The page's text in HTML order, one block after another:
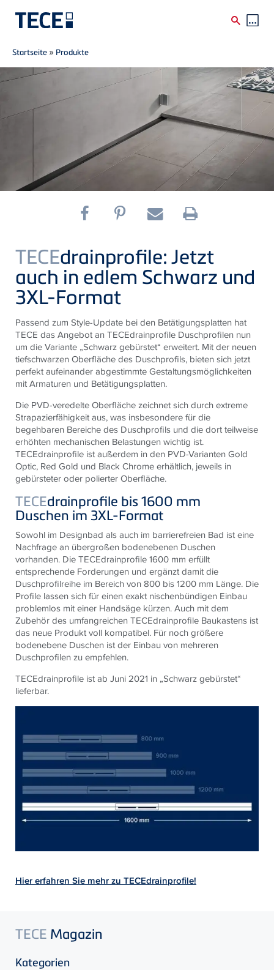
Direkt zum Inhalt
Breadcrumb
Startseite » Produkte
TECEdrainprofile: Jetzt
auch in edlem Schwarz und
3XL-Format
Passend zum Style-Update bei den Betätigungsplatten hat
TECE das Angebot an TECEdrainprofile Duschprofilen nun
um die Variante „Schwarz gebürstet“ erweitert. Mit der neuen
tiefschwarzen Oberfläche des Duschprofils, bieten sich jetzt
perfekt aufeinander abgestimmte Gestaltungsmöglichkeiten
mit Armaturen und Betätigungsplatten.
Die PVD-veredelte Oberfläche zeichnet sich durch extreme
Strapazierfähigkeit aus, was insbesondere für die
begehbaren Bereiche des Duschprofils und die dort teilweise
erhöhten mechanischen Belastungen wichtig ist.
TECEdrainprofile ist außerdem in den PVD-Varianten Gold
Optic, Red Gold und Black Chrome erhältlich, jeweils in
gebürsteter oder polierter Oberfläche.
TECEdrainprofile bis 1600 mm
Duschen im 3XL-Format
Sowohl im Designbad als auch im barrierefreien Bad ist eine
Nachfrage an übergroßen bodenebenen Duschen
vorhanden. Die TECEdrainprofile 1600 mm erfüllt
entsprechende Forderungen und ergänzt damit die
Duschprofilreihe im Bereich von 800 bis 1200 mm Länge. Die
Profile lassen sich für einen exakt nischenbündigen Einbau
problemlos mit einer Handsäge kürzen. Auch mit dem
Zubehör des umfangreichen TECEdrainprofile Baukastens ist
das neue Produkt voll kompatibel. Für noch größere
bodenebene Duschen ist der Einbau von mehreren
Duschprofilen zu empfehlen.
TECEdrainprofile ist ab Juni 2021 in „Schwarz gebürstet“
lieferbar.
Hier erfahren Sie mehr zu TECEdrainprofile!
TECE Magazin
Kategorien